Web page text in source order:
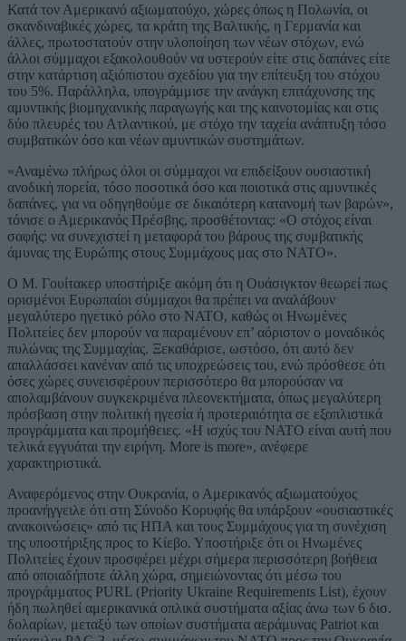
Κατά τον Αμερικανό αξιωματούχο, χώρες όπως η Πολωνία, οι
σκανδιναβικές χώρες, τα κράτη της Βαλτικής, η Γερμανία και
άλλες, πρωτοστατούν στην υλοποίηση των νέων στόχων, ενώ
άλλοι σύμμαχοι εξακολουθούν να υστερούν είτε στις δαπάνες είτε
στην κατάρτιση αξιόπιστου σχεδίου για την επίτευξη του στόχου
του 5%. Παράλληλα, υπογράμμισε την ανάγκη επιτάχυνσης της
αμυντικής βιομηχανικής παραγωγής και της καινοτομίας και στις
δύο πλευρές του Ατλαντικού, με στόχο την ταχεία ανάπτυξη τόσο
συμβατικών όσο και νέων αμυντικών συστημάτων.
«Αναμένω πλήρως όλοι οι σύμμαχοι να επιδείξουν ουσιαστική
ανοδική πορεία, τόσο ποσοτικά όσο και ποιοτικά στις αμυντικές
δαπάνες, για να οδηγηθούμε σε δικαιότερη κατανομή των βαρών»,
τόνισε ο Αμερικανός Πρέσβης, προσθέτοντας: «Ο στόχος είναι
σαφής: να συνεχιστεί η μεταφορά του βάρους της συμβατικής
άμυνας της Ευρώπης στους Συμμάχους μας στο ΝΑΤΟ».
Ο Μ. Γουίτακερ υποστήριξε ακόμη ότι η Ουάσιγκτον θεωρεί πως
ορισμένοι Ευρωπαίοι σύμμαχοι θα πρέπει να αναλάβουν
μεγαλύτερο ηγετικό ρόλο στο ΝΑΤΟ, καθώς οι Ηνωμένες
Πολιτείες δεν μπορούν να παραμένουν επ’ αόριστον ο μοναδικός
πυλώνας της Συμμαχίας. Ξεκαθάρισε, ωστόσο, ότι αυτό δεν
απαλλάσσει κανέναν από τις υποχρεώσεις του, ενώ πρόσθεσε ότι
όσες χώρες συνεισφέρουν περισσότερο θα μπορούσαν να
απολαμβάνουν συγκεκριμένα πλεονεκτήματα, όπως μεγαλύτερη
πρόσβαση στην πολιτική ηγεσία ή προτεραιότητα σε εξοπλιστικά
προγράμματα και προμήθειες. «Η ισχύς του ΝΑΤΟ είναι αυτή που
τελικά εγγυάται την ειρήνη. More is more», ανέφερε
χαρακτηριστικά.
Αναφερόμενος στην Ουκρανία, ο Αμερικανός αξιωματούχος
προανήγγειλε ότι στη Σύνοδο Κορυφής θα υπάρξουν «ουσιαστικές
ανακοινώσεις» από τις ΗΠΑ και τους Συμμάχους για τη συνέχιση
της υποστήριξης προς το Κίεβο. Υποστήριξε ότι οι Ηνωμένες
Πολιτείες έχουν προσφέρει μέχρι σήμερα περισσότερη βοήθεια
από οποιαδήποτε άλλη χώρα, σημειώνοντας ότι μέσω του
προγράμματος PURL (Priority Ukraine Requirements List), έχουν
ήδη πωληθεί αμερικανικά οπλικά συστήματα αξίας άνω των 6 δισ.
δολαρίων, μεταξύ των οποίων συστήματα αεράμυνας Patriot και